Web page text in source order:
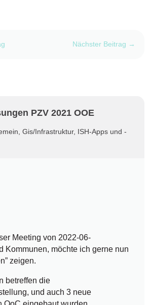
Nächster Beitrag →
PZV 2021 OOE
,Gis/Infrastruktur, ISH-Apps und -
Meeting von 2022-06-
Kommunen, möchte ich gerne nun
zeigen.
betreffen die
und auch 3 neue